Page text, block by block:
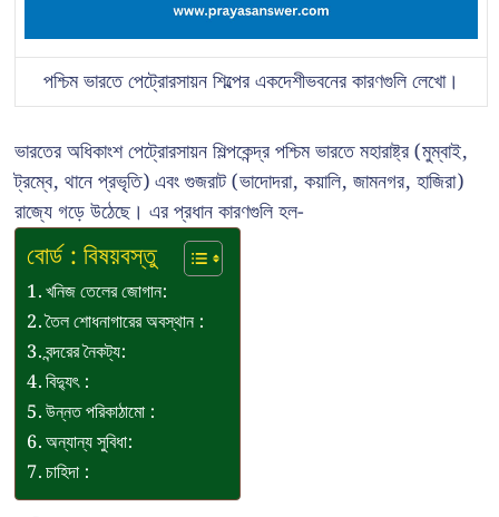
পশ্চিম ভারতে পেট্রোরসায়ন শিল্পের একদেশীভবনের কারণগুলি লেখো।
ভারতের অধিকাংশ পেট্রোরসায়ন শিল্পকেন্দ্র পশ্চিম ভারতে মহারাষ্ট্র (মুম্বাই,
ট্রম্বে, থানে প্রভৃতি) এবং গুজরাট (ভাদোদরা, কয়ালি, জামনগর, হাজিরা)
রাজ্যে গড়ে উঠেছে। এর প্রধান কারণগুলি হল-
বোর্ড : বিষয়বস্তু
খনিজ তেলের জোগান:
তৈল শোধনাগারের অবস্থান :
বন্দরের নৈকট্য:
বিদ্যুৎ :
উন্নত পরিকাঠামো :
অন্যান্য সুবিধা:
চাহিদা :